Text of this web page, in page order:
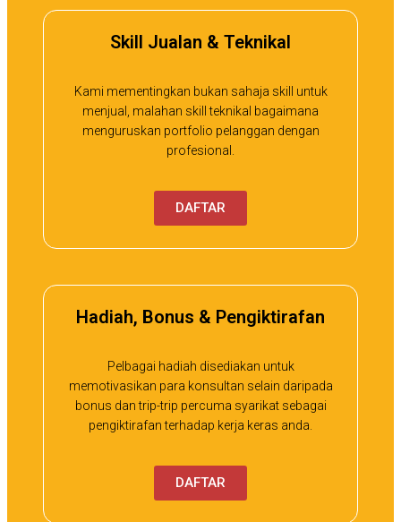
Skill Jualan & Teknikal
Kami mementingkan bukan sahaja skill untuk
menjual, malahan skill teknikal bagaimana
menguruskan portfolio pelanggan dengan
profesional.
DAFTAR
Hadiah, Bonus & Pengiktirafan
Pelbagai hadiah disediakan untuk
memotivasikan para konsultan selain daripada
bonus dan trip-trip percuma syarikat sebagai
pengiktirafan terhadap kerja keras anda.
DAFTAR